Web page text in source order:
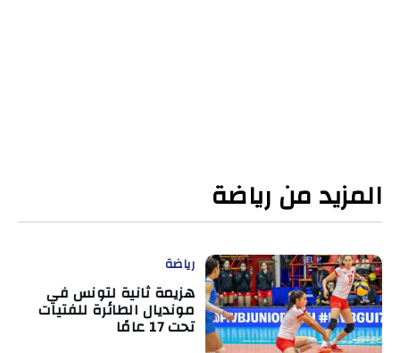
المزيد من رياضة
رياضة
هزيمة ثانية لتونس في
مونديال الطائرة للفتيات
تحت 17 عامًا